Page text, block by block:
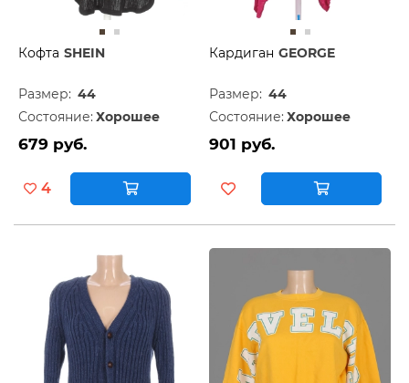
Кофта SHEIN
Размер: 44
Состояние: Хорошее
679 руб.
4
Кардиган GEORGE
Размер: 44
Состояние: Хорошее
901 руб.